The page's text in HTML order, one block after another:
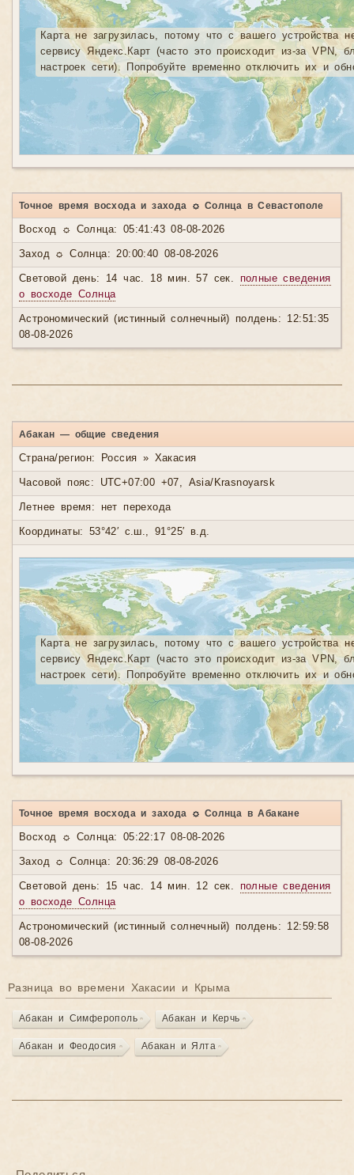
Карта не загрузилась, потому что с вашего устройства
сервису Яндекс.Карт (часто это происходит из-за VPN,
настроек сети). Попробуйте временно отключить их и
Точное время восхода и захода ☼ Солнца в Севастополе
Восход ☼ Солнца: 05:41:43 08-08-2026
Заход ☼ Солнца: 20:00:40 08-08-2026
Световой день: 14 час. 18 мин. 57 сек. полные сведения
о восходе Солнца
Астрономический (истинный солнечный) полдень: 12:51:35
08-08-2026
Абакан — общие сведения
Страна/регион: Россия » Хакасия
Часовой пояс: UTC+07:00 +07, Asia/Krasnoyarsk
Летнее время: нет перехода
Координаты: 53°42′ с.ш., 91°25′ в.д.
Карта не загрузилась, потому что с вашего устройства
сервису Яндекс.Карт (часто это происходит из-за VPN,
настроек сети). Попробуйте временно отключить их и
Точное время восхода и захода ☼ Солнца в Абакане
Восход ☼ Солнца: 05:22:17 08-08-2026
Заход ☼ Солнца: 20:36:29 08-08-2026
Световой день: 15 час. 14 мин. 12 сек. полные сведения
о восходе Солнца
Астрономический (истинный солнечный) полдень: 12:59:58
08-08-2026
Разница во времени Хакасии и Крыма
Абакан и Симферополь Абакан и Керчь
Абакан и Феодосия Абакан и Ялта